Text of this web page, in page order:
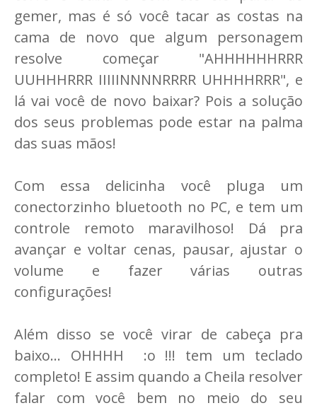
gemer, mas é só você tacar as costas na
cama de novo que algum personagem
resolve começar "AHHHHHHRRR
UUHHHRRR IIIIINNNNRRRR UHHHHRRR", e
lá vai você de novo baixar? Pois a solução
dos seus problemas pode estar na palma
das suas mãos!
Com essa delicinha você pluga um
conectorzinho bluetooth no PC, e tem um
controle remoto maravilhoso! Dá pra
avançar e voltar cenas, pausar, ajustar o
volume e fazer várias outras
configurações!
Além disso se você virar de cabeça pra
baixo... OHHHH :o !!! tem um teclado
completo! E assim quando a Cheila resolver
falar com você bem no meio do seu